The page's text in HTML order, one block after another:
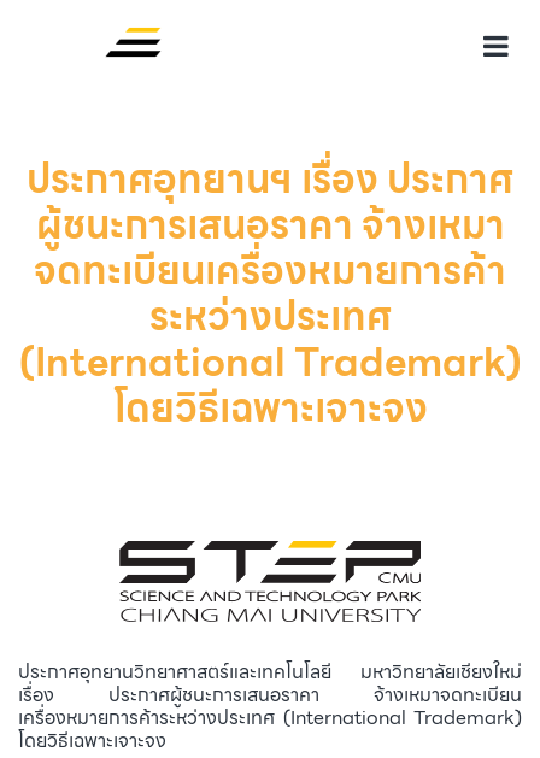
ประกาศอุทยานฯ เรื่อง ประกาศ
ผู้ชนะการเสนอราคา จ้างเหมา
จดทะเบียนเครื่องหมายการค้า
ระหว่างประเทศ
(International Trademark)
โดยวิธีเฉพาะเจาะจง
ประกาศอุทยานวิทยาศาสตร์และเทคโนโลยี มหาวิทยาลัยเชียงใหม่
เรื่อง ประกาศผู้ชนะการเสนอราคา จ้างเหมาจดทะเบียน
เครื่องหมายการค้าระหว่างประเทศ (International Trademark)
โดยวิธีเฉพาะเจาะจง